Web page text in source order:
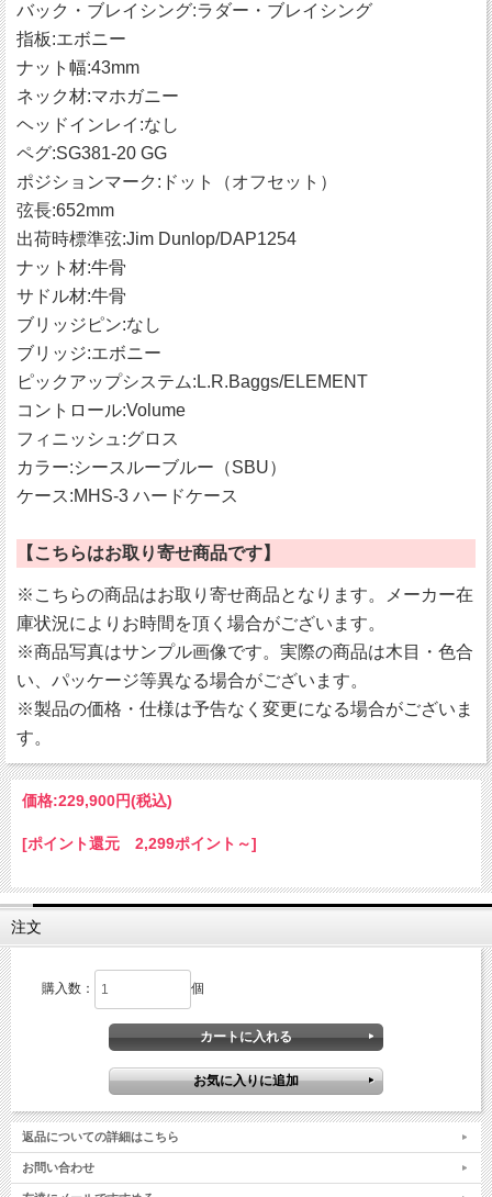
バック・ブレイシング:ラダー・ブレイシング
指板:エボニー
ナット幅:43mm
ネック材:マホガニー
ヘッドインレイ:なし
ペグ:SG381-20 GG
ポジションマーク:ドット（オフセット）
弦長:652mm
出荷時標準弦:Jim Dunlop/DAP1254
ナット材:牛骨
サドル材:牛骨
ブリッジピン:なし
ブリッジ:エボニー
ピックアップシステム:L.R.Baggs/ELEMENT
コントロール:Volume
フィニッシュ:グロス
カラー:シースルーブルー（SBU）
ケース:MHS-3 ハードケース
【こちらはお取り寄せ商品です】
※こちらの商品はお取り寄せ商品となります。メーカー在
庫状況によりお時間を頂く場合がございます。
※商品写真はサンプル画像です。実際の商品は木目・色合
い、パッケージ等異なる場合がございます。
※製品の価格・仕様は予告なく変更になる場合がございま
す。
価格:229,900円(税込)
[ポイント還元 2,299ポイント～]
注文
購入数： 個
返品についての詳細はこちら
お問い合わせ